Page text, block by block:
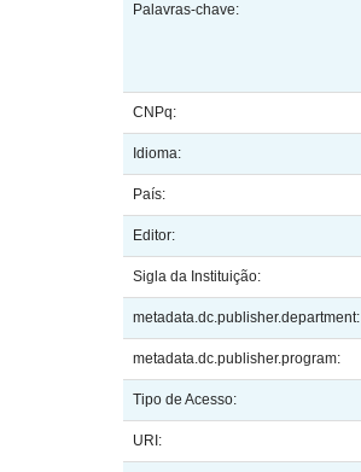
Palavras-chave:
CNPq:
Idioma:
País:
Editor:
Sigla da Instituição:
metadata.dc.publisher.department:
metadata.dc.publisher.program:
Tipo de Acesso:
URI: